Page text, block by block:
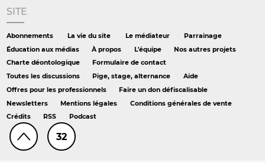
32
SITE
Abonnements La vie du site Le médiateur
Parrainage
Éducation aux médias
À propos L'équipe
Nos autres projets
Charte déontologique
Formulaire de contact
Toutes les discussions
Pige, stage, alternance
Aide
Offres pour les professionnels
Faire un don défiscalisable
Newsletters
Mentions légales
Conditions générales de vente
Crédits
RSS Podcast